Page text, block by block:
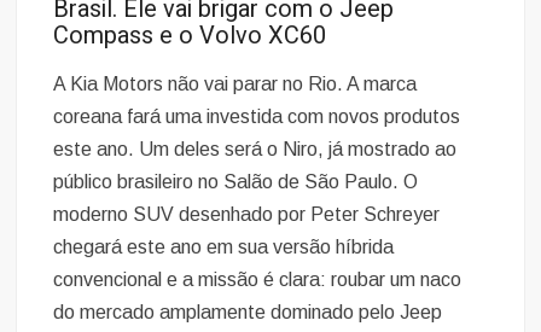
Brasil. Ele vai brigar com o Jeep
Compass e o Volvo XC60
A Kia Motors não vai parar no Rio. A marca
coreana fará uma investida com novos produtos
este ano. Um deles será o Niro, já mostrado ao
público brasileiro no Salão de São Paulo. O
moderno SUV desenhado por Peter Schreyer
chegará este ano em sua versão híbrida
convencional e a missão é clara: roubar um naco
do mercado amplamente dominado pelo Jeep